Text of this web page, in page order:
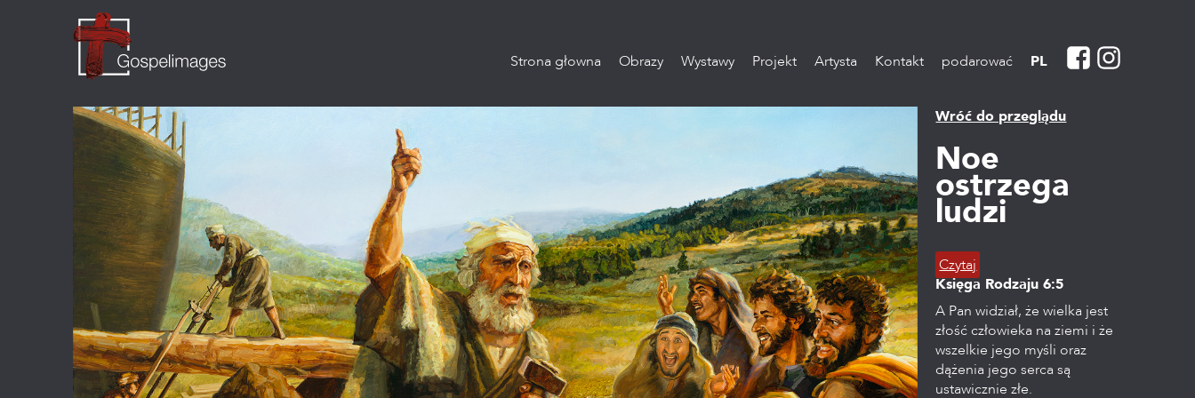
Strona głowna Obrazy Wystawy Projekt Artysta Kontakt podarować PL
Wróć do przeglądu
Noe
ostrzega
ludzi
Czytaj
Księga Rodzaju6:5
A Pan widział, że wielka jest
złość człowieka na ziemi i że
wszelkie jego myśli oraz
dążenia jego serca są
ustawicznie złe.